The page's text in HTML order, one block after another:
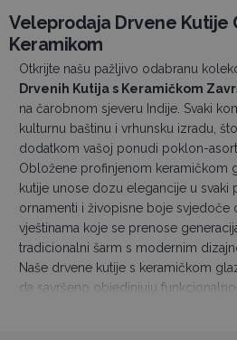
Veleprodaja Drvene Kutije
Keramikom
Otkrijte našu pažljivo odabranu
Drvenih Kutija s Keramičkom
na čarobnom sjeveru Indije. Svaki
kulturnu baštinu i vrhunsku izradu,
dodatkom vašoj ponudi poklon-
Obložene profinjenom keramičkom
kutije unose dozu elegancije u svaki
ornamenti i živopisne boje svjedoče
vještinama koje se prenose
tradicionalni šarm s modernim
Naše drvene kutije s keramičkom
da savršeno objedinjuju
pohranu nakita, dragocjenih